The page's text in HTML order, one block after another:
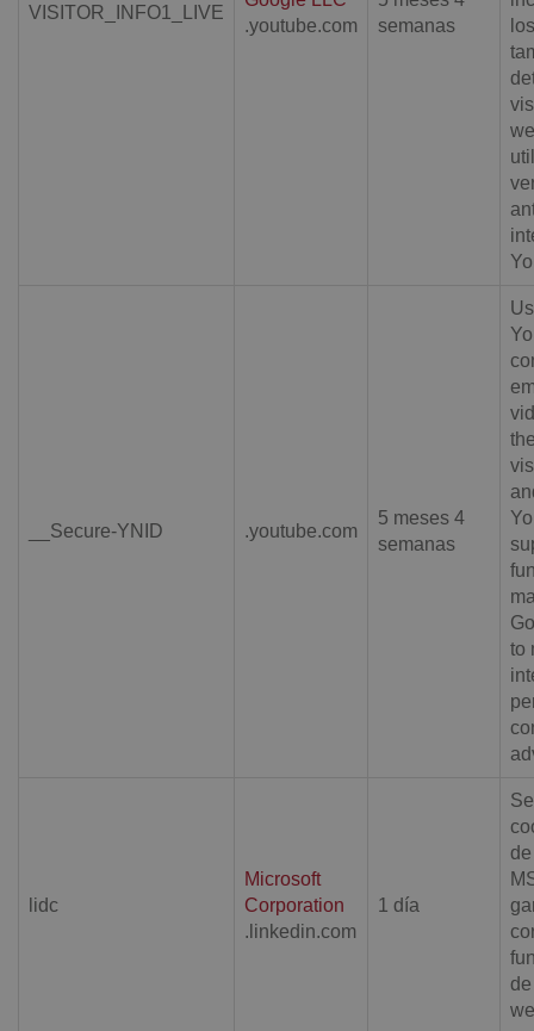
VISITOR_INFO1_LIVE
.youtube.com
semanas
__Secure-YNID .youtube.com
5 meses 4
semanas
to
lidc
Microsoft
Corporation
.linkedin.com
1 día